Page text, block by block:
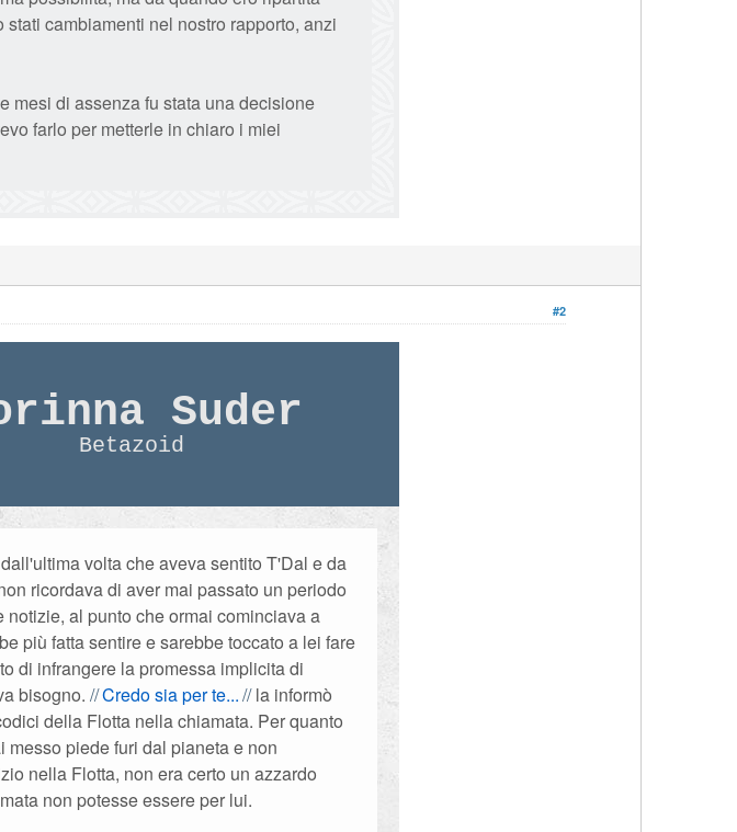
stati cambiamenti nel nostro rapporto, anzi
mesi di assenza fu stata una decisione
farlo per metterle in chiaro i miei
#2
Suder
Betazoid
volta che aveva sentito T'Dal e da
ricordava di aver mai passato un periodo
notizie, al punto che ormai cominciava a
più fatta sentire e sarebbe toccato a lei fare
di infrangere la promessa implicita di
bisogno. Credo sia per te... la informò
della Flotta nella chiamata. Per quanto
messo piede furi dal pianeta e non
nella Flotta, non era certo un azzardo
non potesse essere per lui.